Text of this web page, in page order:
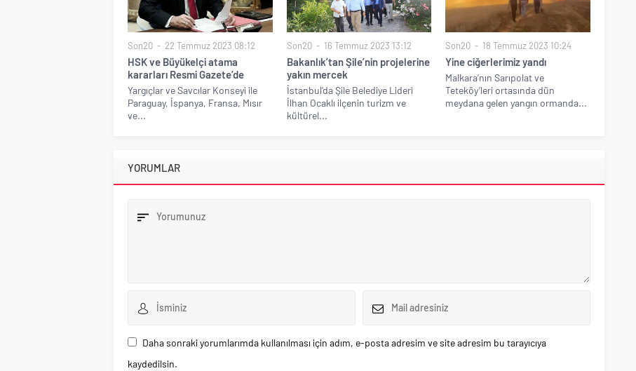
Son20 22 Temmuz 2023 08:12
HSK ve Büyükelçi atama
kararları Resmi Gazete’de
Yargıçlar ve Savcılar Konseyi ile
Paraguay, İspanya, Fransa, Mısır
ve...
Son20 16 Temmuz 2023 13:12
Bakanlık’tan Şile’nin projelerine
yakın mercek
İstanbul'da Şile Belediye Lideri
İlhan Ocaklı ilçenin turizm ve
kültürel...
Son20 18 Temmuz 2023 10:24
Yine ciğerlerimiz yandı
Malkara’nın Sarıpolat ve
Teteköy’leri ortasında dün
meydana gelen yangın ormanda...
YORUMLAR
Daha sonraki yorumlarımda kullanılması için adım, e-posta adresim ve site adresim bu tarayıcıya
kaydedilsin.